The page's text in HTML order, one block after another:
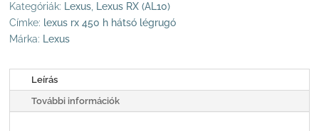
Kategóriák:
Lexus
Lexus RX (AL10)
Címke: lexus rx 450 h hátsó légrugó
Márka:
Lexus
Leírás
További információk